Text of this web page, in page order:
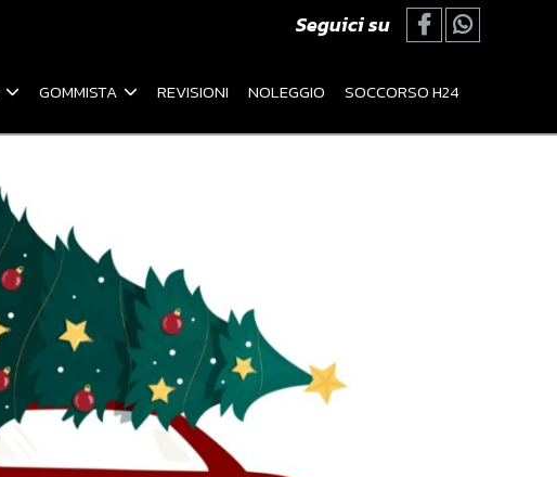
Seguici su
GOMMISTA REVISIONI NOLEGGIO SOCCORSO H24